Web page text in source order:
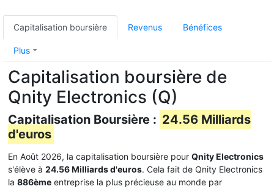
Capitalisation boursière Revenus Bénéfices
Plus
Capitalisation boursière de
Qnity Electronics (Q)
Capitalisation Boursière : 24.56 Milliards
d'euros
En Août 2026, la capitalisation boursière pour Qnity Electronics
s'élève à 24.56 Milliards d'euros. Cela fait de Qnity Electronics
la 886ème entreprise la plus précieuse au monde par